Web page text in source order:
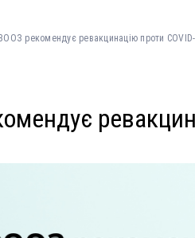
ВООЗ рекомендує ревакцинацію проти COVID-